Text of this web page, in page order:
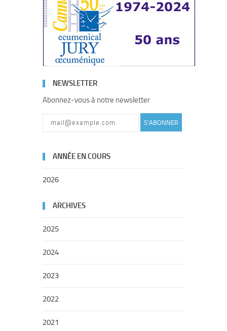
NEWSLETTER
Abonnez-vous à notre newsletter
S'ABONNER
ANNÉE EN COURS
2026
ARCHIVES
2025
2024
2023
2022
2021